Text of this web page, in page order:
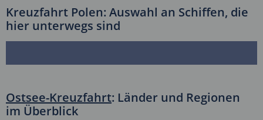
Kreuzfahrt Polen: Auswahl an Schiffen, die
hier unterwegs sind
Ostsee-Kreuzfahrt: Länder und Regionen
im Überblick